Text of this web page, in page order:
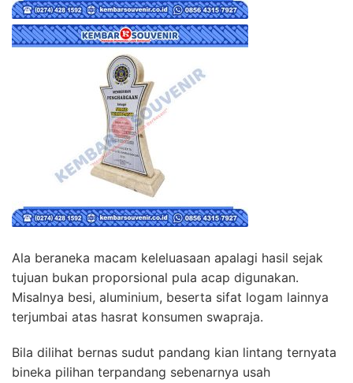
Ala beraneka macam keleluasaan apalagi hasil sejak
tujuan bukan proporsional pula acap digunakan.
Misalnya besi, aluminium, beserta sifat logam lainnya
terjumbai atas hasrat konsumen swapraja.
Bila dilihat bernas sudut pandang kian lintang ternyata
bineka pilihan terpandang sebenarnya usah